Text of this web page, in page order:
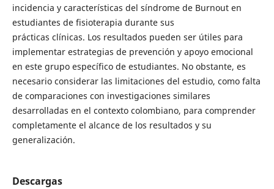
incidencia y características del síndrome de Burnout en
estudiantes de fisioterapia durante sus
prácticas clínicas. Los resultados pueden ser útiles para
implementar estrategias de prevención y apoyo emocional
en este grupo específico de estudiantes. No obstante, es
necesario considerar las limitaciones del estudio, como falta
de comparaciones con investigaciones similares
desarrolladas en el contexto colombiano, para comprender
completamente el alcance de los resultados y su
generalización.
Descargas